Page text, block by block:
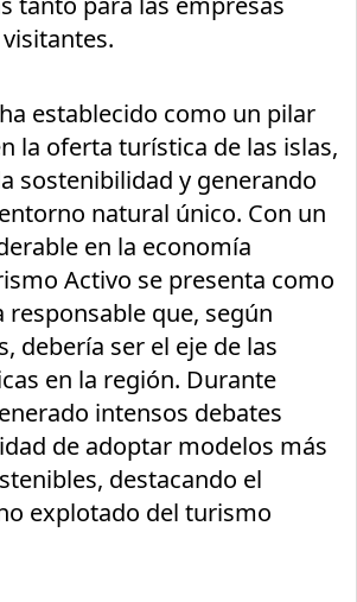
establecido como un pilar
la oferta turística de las islas,
sostenibilidad y generando
natural único. Con un
en la economía
Activo se presenta como
responsable que, según
debería ser el eje de las
en la región. Durante
intensos debates
de adoptar modelos más
destacando el
explotado del turismo